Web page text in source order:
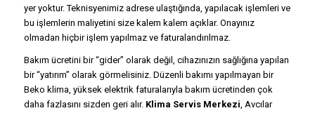
yer yoktur. Teknisyenimiz adrese ulaştığında, yapılacak işlemleri ve
bu işlemlerin maliyetini size kalem kalem açıklar. Onayınız
olmadan hiçbir işlem yapılmaz ve faturalandırılmaz.
Bakım ücretini bir “gider” olarak değil, cihazınızın sağlığına yapılan
bir “yatırım” olarak görmelisiniz. Düzenli bakımı yapılmayan bir
Beko klima, yüksek elektrik faturalarıyla bakım ücretinden çok
daha fazlasını sizden geri alır. Klima Servis Merkezi, Avcılar